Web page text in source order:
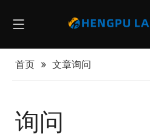
首页 » 文章询问
询问